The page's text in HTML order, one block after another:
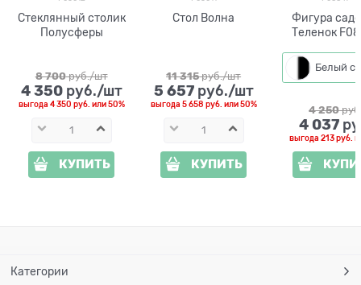
Стеклянный столик
Полусферы
8 700 руб./шт
4 350 руб./шт
выгода 4 350 руб. или50%
КУПИТЬ
Стол Волна
11 315 руб./шт
5 657 руб./шт
выгода 5 658 руб. или50%
КУПИТЬ
Фигура
Теленок
4 250
4 037
выгода213 руб.
Категории